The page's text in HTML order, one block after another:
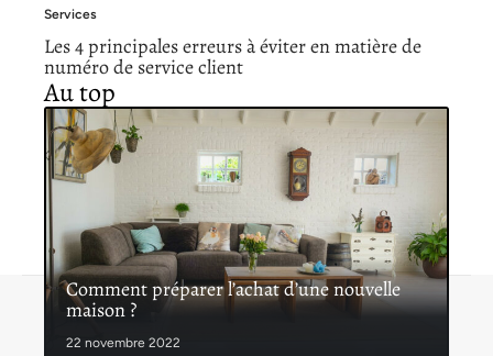
Services
Les 4 principales erreurs à éviter en matière de
numéro de service client
Au top
Comment préparer l’achat d’une nouvelle
maison ?
22 novembre 2022© 2026 | lespetitsservices.fr
Contact Mentions légales Sitemap